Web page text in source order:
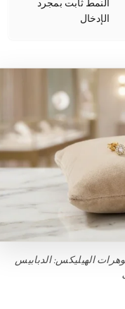
النمط ثابت بمجرد
الإدخال
الهيليكس: الدبابيس